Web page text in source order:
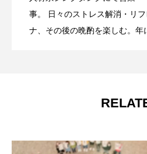
事。 日々のストレス解消・リ
ナ、その後の晩酌を楽しむ。年
う2日間
ス・サックリン
2025.05.21 「日本のチーズ